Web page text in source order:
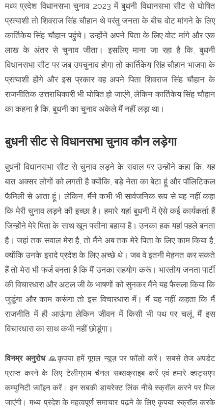
मध्य प्रदेश विधानसभा चुनाव 2023 में बुधनी विधानसभा सीट से घोषित
प्रत्याशी तो शिवराज सिंह चौहान थे परंतु जनता के बीच वोट मांगने के लिए
कार्तिकेय सिंह चौहान पहुंचे। उन्होंने अपने पिता के लिए वोट मांगे और एक
लाख के अंतर से चुनाव जीता। इसलिए माना जा रहा है कि, बुधनी
विधानसभा सीट पर जब उपचुनाव होगा तो कार्तिकेय सिंह चौहान भाजपा के
प्रत्याशी होंगे और इस प्रकार वह अपने पिता शिवराज सिंह चौहान के
राजनीतिक उत्तराधिकारी भी घोषित हो जाएंगे, लेकिन कार्तिकेय सिंह चौहान
का कहना है कि, बुधनी का चुनाव अकेले मैं नहीं लड़ा था।
बुधनी सीट से विधानसभा चुनाव कौन लड़ेगा
बुधनी विधानसभा सीट से चुनाव लड़ने के सवाल पर उन्होंने कहा कि, यह
बात अक्सर लोगों को लगती है क्योंकि, बड़े नेता का बेटा हूं और पॉलिटिकल
फैमिली से आता हूं। लेकिन, मैंने कभी भी सार्वजनिक रूप से यह नहीं कहा
कि मेरी चुनाव लड़ने की इच्छा है। हमारे यहां बुधनी में ऐसे कई कार्यकर्ता हैं
जिन्होंने मेरे पिता के साथ खून पसीना बहाया है। उनका हक यहां पहले बनता
है। जहां तक सवाल मेरा है, तो मैंने अब तक मेरे पिता के लिए काम किया है,
क्योंकि उनके इरादे प्रदेश के लिए अच्छे थे। जब वे इतनी मेहनत कर सकते
हैं तो मेरा भी फर्ज बनता है कि मैं उनका सहयोग करूं। भारतीय जनता पार्टी
की विचारधारा और अटल जी के भाषणों को सुनकर मैंने यह फैसला किया कि
जुडूंगा और काम करूंगा तो इस विचारधारा में। मैं यह नहीं कहता कि मैं
राजनीति में ही आऊंगा लेकिन जीवन में किसी भी पथ पर चलूं, मैं इस
विचारधारा का साथ कभी नहीं छोडूंगा।
विनम्र अनुरोध 🙏कृपया हमें गूगल न्यूज़ पर फॉलो करें। सबसे तेज अपडेट
प्राप्त करने के लिए टेलीग्राम चैनल सब्सक्राइब करें एवं हमारे व्हाट्सएप
कम्युनिटी ज्वॉइन करें। इन सबकी डायरेक्ट लिंक नीचे स्क्रॉल करने पर मिल
जाएंगी। मध्य प्रदेश के महत्वपूर्ण समाचार पढ़ने के लिए कृपया स्क्रॉल करके